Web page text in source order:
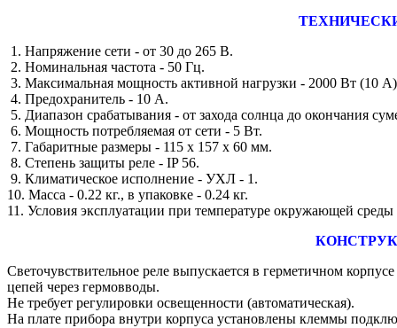
1. Напряжение сети - от 30 до 265 В.
2. Номинальная частота - 50 Гц.
3. Максимальная мощность активной нагрузки - 2000 Вт (10
4. Предохранитель - 10 А.
5. Диапазон срабатывания - от захода солнца до окончания
6. Мощность потребляемая от сети - 5 Вт.
7. Габаритные размеры - 115 х 157 х 60 мм.
8. Степень защиты реле - IP 56.
9. Климатическое исполнение - УХЛ - 1.
10. Масса - 0.22 кг., в упаковке - 0.24 кг.
11. Условия эксплуатации при температуре окружающей
Светочувствительное реле выпускается в герметичном
цепей через гермовводы.
Не требует регулировки освещенности (автоматическая).
На плате прибора внутри корпуса установлены клеммы